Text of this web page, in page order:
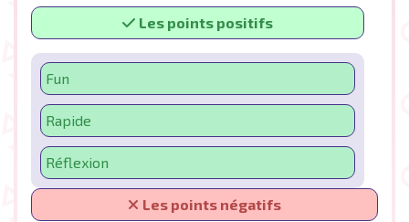
Les points positifs
Fun
Rapide
Réflexion
Les points négatifs